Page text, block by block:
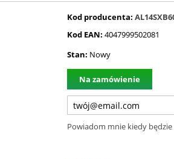
Kod producenta:
Kod EAN: 4047999502081
Stan: Nowy
Na zamówienie
Powiadom mnie kiedy